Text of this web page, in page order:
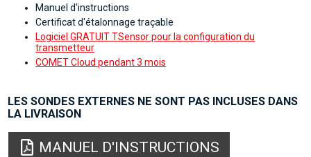
Manuel d'instructions
Certificat d'étalonnage traçable
Logiciel GRATUIT TSensor pour la configuration du
transmetteur
COMET Cloud pendant 3 mois
LES SONDES EXTERNES NE SONT PAS INCLUSES DANS
LA LIVRAISON
MANUEL D'INSTRUCTIONS